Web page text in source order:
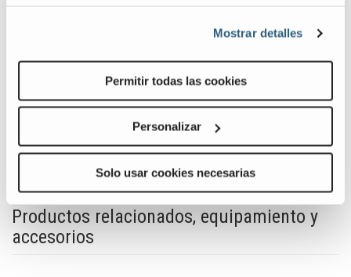
Mostrar detalles
Permitir todas las cookies
Personalizar
Solo usar cookies necesarias
Productos relacionados, equipamiento y
accesorios